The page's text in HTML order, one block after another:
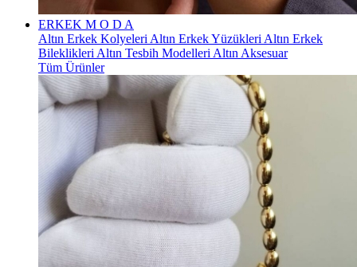
ERKEK M O D A
Altın Erkek Kolyeleri Altın Erkek Yüzükleri Altın Erkek
Bileklikleri Altın Tesbih Modelleri Altın Aksesuar
Tüm Ürünler